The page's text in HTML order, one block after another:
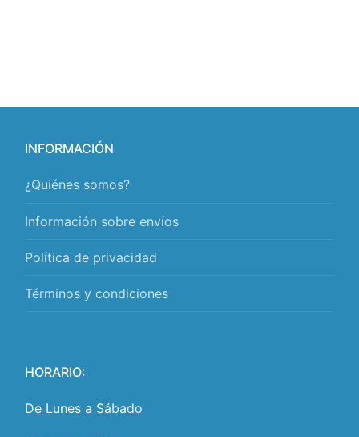
INFORMACIÓN
¿Quiénes somos?
Información sobre envíos
Política de privacidad
Términos y condiciones
HORARIO:
De Lunes a Sábado